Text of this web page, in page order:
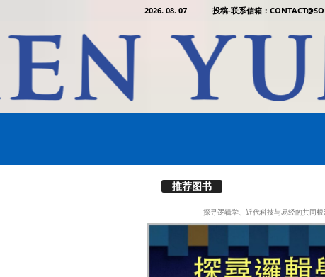
2026. 08. 07 投稿-联系信箱：
推荐图书
探寻逻辑学、近代科技与易经的共同根